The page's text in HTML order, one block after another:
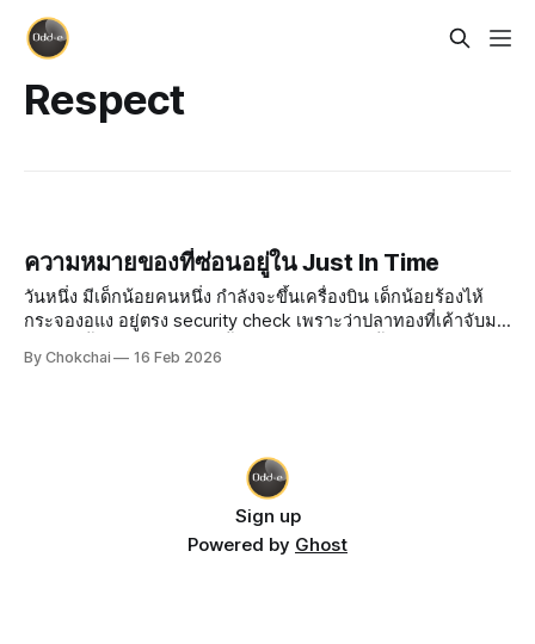
Respect
ความหมายของที่ซ่อนอยู่ใน Just In Time
วันหนึ่ง มีเด็กน้อยคนหนึ่ง กำลังจะขึ้นเครื่องบิน เด็กน้อยร้องไห้
กระจองอแง อยู่ตรง security check เพราะว่าปลาทองที่เค้าจับมา
นาน พ่อแม่ก็ยิ่งเครียด แล้วก็
By Chokchai 16 Feb 2026
Sign up
Powered by Ghost